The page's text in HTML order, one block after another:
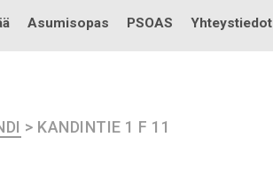
Testi
Asumisopas PSOAS Yhteystiedot
> KANDINTIE 1 F 11